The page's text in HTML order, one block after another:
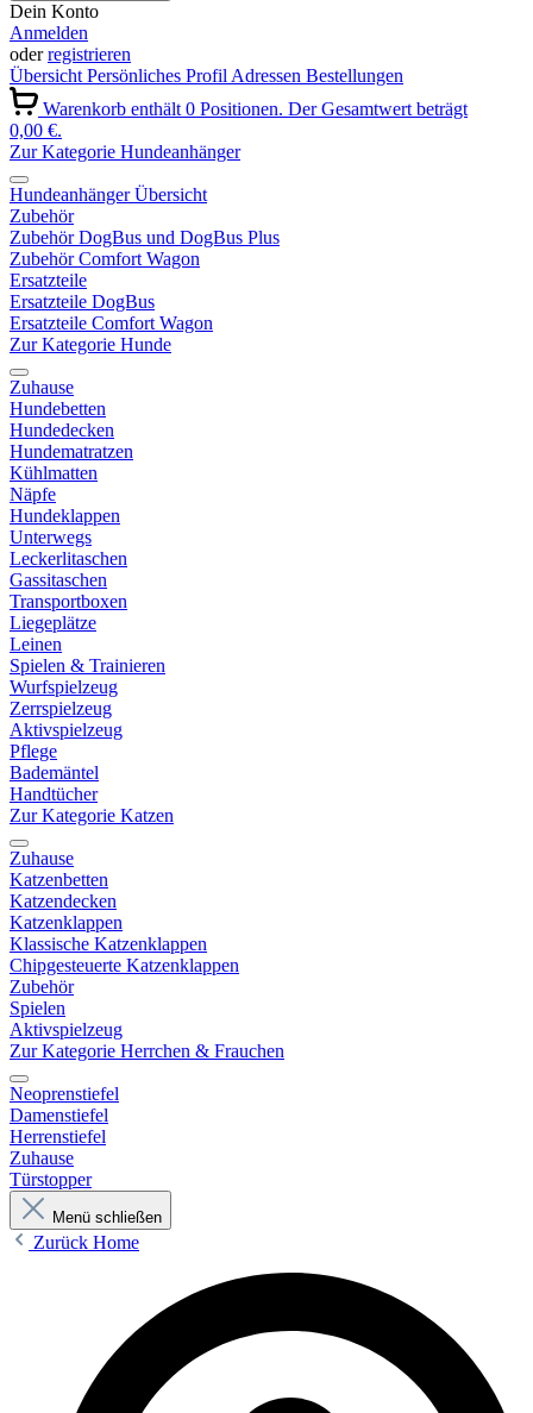
Dein Konto
Anmelden
oderregistrieren
ÜbersichtPersönliches ProfilAdressen Bestellungen
Warenkorb enthält 0 Positionen. Der Gesamtwert beträgt
0,00 €.
Zur Kategorie Hundeanhänger
Hundeanhänger Übersicht
Zubehör
Zubehör DogBus und DogBus Plus
Zubehör Comfort Wagon
Ersatzteile
Ersatzteile DogBus
Ersatzteile Comfort Wagon
Zur Kategorie Hunde
Zuhause
Hundebetten
Hundedecken
Hundematratzen
Kühlmatten
Näpfe
Hundeklappen
Unterwegs
Leckerlitaschen
Gassitaschen
Transportboxen
Liegeplätze
Leinen
Spielen & Trainieren
Wurfspielzeug
Zerrspielzeug
Aktivspielzeug
Pflege
Bademäntel
Handtücher
Zur Kategorie Katzen
Zuhause
Katzenbetten
Katzendecken
Katzenklappen
Klassische Katzenklappen
Chipgesteuerte Katzenklappen
Zubehör
Spielen
Aktivspielzeug
Zur Kategorie Herrchen & Frauchen
Neoprenstiefel
Damenstiefel
Herrenstiefel
Zuhause
Türstopper
Menü schließen
Zurück Home